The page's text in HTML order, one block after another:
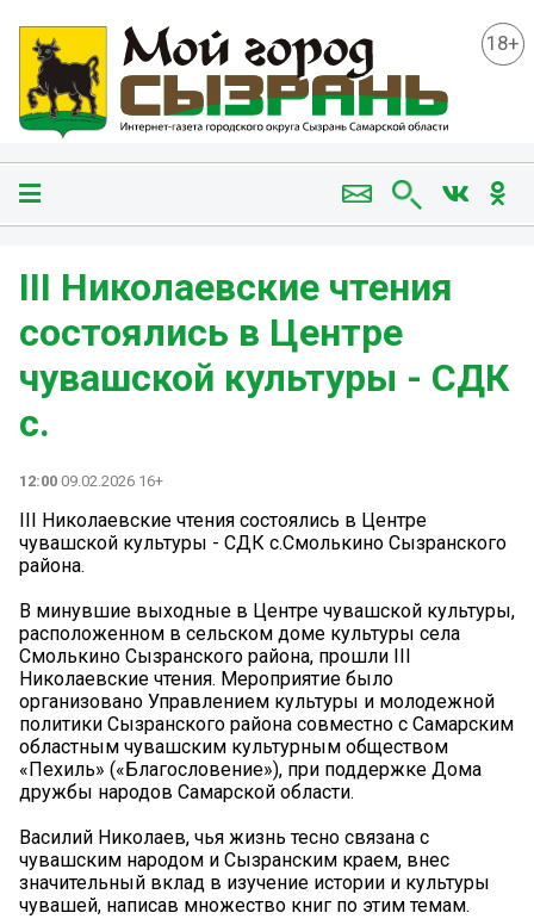
18+
III Николаевские чтения
состоялись в Центре
чувашской культуры - СДК
с.
12:00 09.02.2026 16+
III Николаевские чтения состоялись в Центре
чувашской культуры - СДК с.Смолькино Сызранского
района.
В минувшие выходные в Центре чувашской культуры,
расположенном в сельском доме культуры села
Смолькино Сызранского района, прошли III
Николаевские чтения. Мероприятие было
организовано Управлением культуры и молодежной
политики Сызранского района совместно с Самарским
областным чувашским культурным обществом
«Пехиль» («Благословение»), при поддержке Дома
дружбы народов Самарской области.
Василий Николаев, чья жизнь тесно связана с
чувашским народом и Сызранским краем, внес
значительный вклад в изучение истории и культуры
чувашей, написав множество книг по этим темам.